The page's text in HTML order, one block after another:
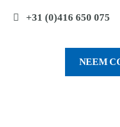
+31 (0)416 650 075
NEEM